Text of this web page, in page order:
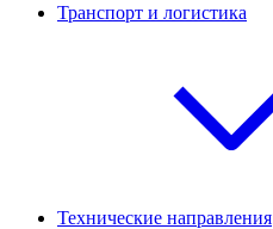
Транспорт и логистика
Технические направления